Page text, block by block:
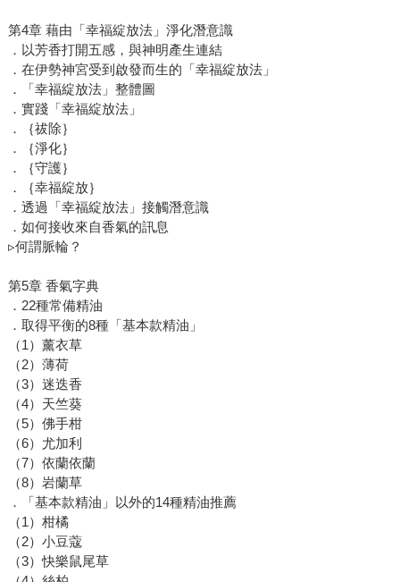
第4章 藉由「幸福綻放法」淨化潛意識
．以芳香打開五感，與神明產生連結
．在伊勢神宮受到啟發而生的「幸福綻放法」
．「幸福綻放法」整體圖
．實踐「幸福綻放法」
．｛祓除｝
．｛淨化｝
．｛守護｝
．｛幸福綻放｝
．透過「幸福綻放法」接觸潛意識
．如何接收來自香氣的訊息
▹何謂脈輪？
第5章 香氣字典
．22種常備精油
．取得平衡的8種「基本款精油」
（1）薰衣草
（2）薄荷
（3）迷迭香
（4）天竺葵
（5）佛手柑
（6）尤加利
（7）依蘭依蘭
（8）岩蘭草
．「基本款精油」以外的14種精油推薦
（1）柑橘
（2）小豆蔻
（3）快樂鼠尾草